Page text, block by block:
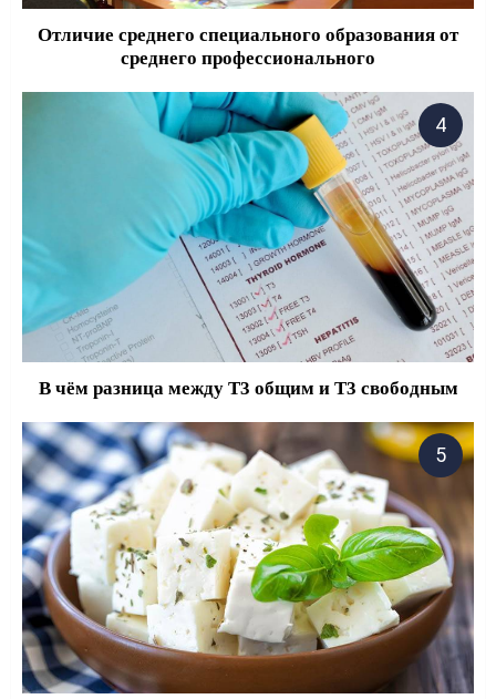
Отличие среднего специального образования от
среднего профессионального
В чём разница между Т3 общим и Т3 свободным